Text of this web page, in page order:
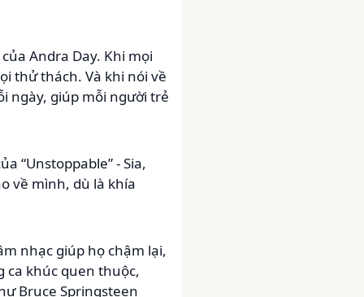
Andra Day. Khi mọi
thử thách. Và khi nói về
ngày, giúp mỗi người trẻ
“Unstoppable” - Sia,
về mình, dù là khía
nhạc giúp họ chậm lại,
ca khúc quen thuộc,
Bruce Springsteen